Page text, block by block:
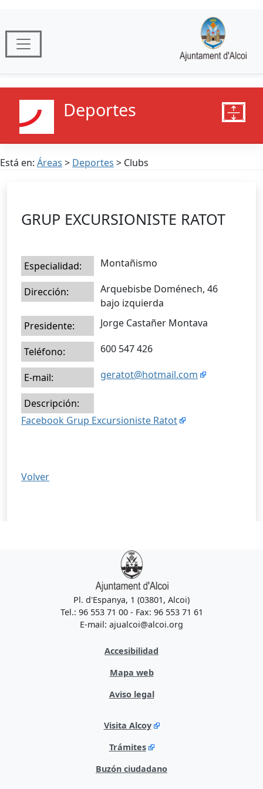
Deportes
Está en: Áreas > Deportes > Clubs
GRUP EXCURSIONISTE RATOT
Especialidad: Montañismo
Dirección:
Arquebisbe Doménech, 46
bajo izquierda
Presidente:
Jorge Castañer Montava
Teléfono: 600 547 426
E-mail: geratot@hotmail.com
Descripción:
Facebook Grup Excursioniste Ratot
Volver
Pl. d'Espanya, 1 (03801, Alcoi)
Tel.: 96 553 71 00 - Fax: 96 553 71 61
E-mail: ajualcoi@alcoi.org
Accesibilidad
Mapa web
Aviso legal
Visita Alcoy
Trámites
Buzón ciudadano